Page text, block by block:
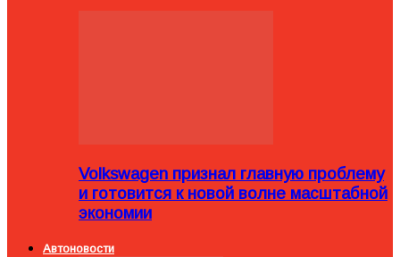
Volkswagen признал главную проблему
и готовится к новой волне масштабной
экономии
Автоновости